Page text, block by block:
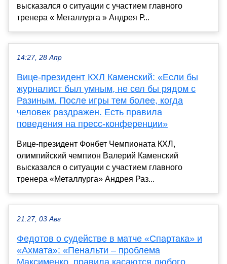
высказался о ситуации с участием главного
тренера « Металлурга » Андрея Р...
14:27, 28 Апр
Вице-президент КХЛ Каменский: «Если бы
журналист был умным, не сел бы рядом с
Разиным. После игры тем более, когда
человек раздражен. Есть правила
поведения на пресс-конференции»
Вице-президент Фонбет Чемпионата КХЛ,
олимпийский чемпион Валерий Каменский
высказался о ситуации с участием главного
тренера «Металлурга» Андрея Раз...
21:27, 03 Авг
Федотов о судействе в матче «Спартака» и
«Ахмата»: «Пенальти – проблема
Максименко, правила касаются любого